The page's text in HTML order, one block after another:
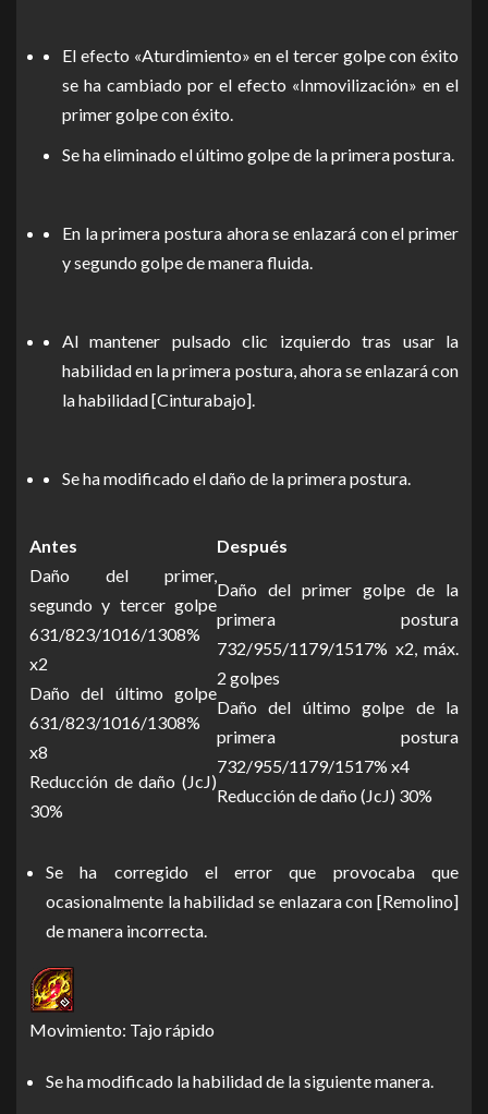
El efecto «Aturdimiento» en el tercer golpe con éxito
se ha cambiado por el efecto «Inmovilización» en el
primer golpe con éxito.
Se ha eliminado el último golpe de la primera postura.
En la primera postura ahora se enlazará con el primer
y segundo golpe de manera fluida.
Al mantener pulsado clic izquierdo tras usar la
habilidad en la primera postura, ahora se enlazará con
la habilidad [Cinturabajo].
Se ha modificado el daño de la primera postura.
Antes
Después
Daño del primer,
segundo y tercer golpe
631/823/1016/1308%
x2
Daño del último golpe
631/823/1016/1308%
x8
Reducción de daño (JcJ)
30%
Daño del primer golpe de la
primera postura
732/955/1179/1517% x2, máx.
2 golpes
Daño del último golpe de la
primera postura
732/955/1179/1517% x4
Reducción de daño (JcJ) 30%
Se ha corregido el error que provocaba que
ocasionalmente la habilidad se enlazara con [Remolino]
de manera incorrecta.
Movimiento: Tajo rápido
Se ha modificado la habilidad de la siguiente manera.